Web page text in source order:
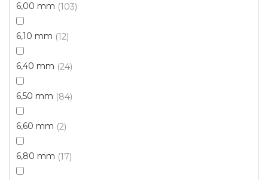
6,00 mm 103
6,10 mm 12
6,40 mm 24
6,50 mm 84
6,60 mm 2
6,80 mm 17
Metrážový koberec NAUTICA 37 koňaková
doprodej
314 Kč
349 Kč
4 m